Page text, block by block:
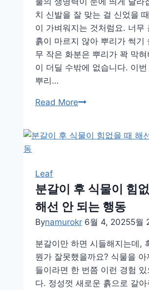
치 신발을 잘 맞는 걸 신었을
이 가벼워지는 것처럼요. 너무
흙이 마르지 않아 뿌리가 썩기
무 작은 화분은 뿌리가 꽉 막
이 더딜 수밖에 없습니다. 이
뿌리…
Read More뿌
숨
간,
식
물
맞
는
화
분
Leaf
분갈이 후 식물이 힘
해선 안 되는 행동
Bynamurokr 6월 4, 20255월
분갈이만 하면 시들해지는데,
뭔가 잘못했을까요? 식물을 아
들이라면 한 번쯤 이런 경험 있
다. 정성껏 새로운 흙으로 갈아